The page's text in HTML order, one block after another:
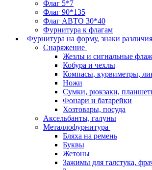
Флаг 5*7
Флаг 90*135
Флаг АВТО 30*40
Фурнитура к флагам
Фурнитура на форму, знаки различия
Снаряжение
Жезлы и сигнальные
Кобура и чехлы
Компасы, курвиметры,
Ножи
Сумки, рюкзаки,
Фонари и батарейки
Хозтовары, посуда
Аксельбанты, галуны
Металлофурнитура
Бляха на ремень
Буквы
Жетоны
Зажимы для галстука,